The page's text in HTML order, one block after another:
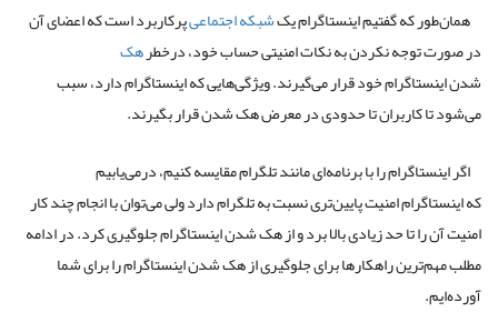
همان‌طور که گفتیم اینستاگرام یکشبکه اجتماعیپرکاربرد است که اعضای آن
در صورت توجه نکردن به نکات امنیتی حساب خود، درخطرهک
شدن اینستاگرام خود قرار می‌گیرند. ویژگی‌هایی که اینستاگرام دارد، سبب
می‌شود تا کاربران تا حدودی در معرض هک شدن قرار بگیرند.
اگر اینستاگرام را با برنامه‌ای مانند تلگرام مقایسه کنیم، درمی‌یابیم
که اینستاگرام امنیت پایین‌تری نسبت به تلگرام دارد ولی می‌توان با انجام چند کار
امنیت آن را تا حد زیادی بالا برد و از هک شدن اینستاگرام جلوگیری کرد. در ادامه
مطلب مهم‌ترین راهکارها برای جلوگیری از هک شدن اینستاگرام را برای شما
آورده‌ایم.